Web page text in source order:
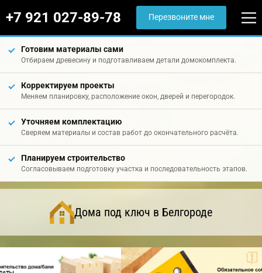
+7 921 027-89-78 Перезвоните мне
Готовим материалы сами
Отбираем древесину и подготавливаем детали домокомплекта.
Корректируем проекты
Меняем планировку, расположение окон, дверей и перегородок.
Уточняем комплектацию
Сверяем материалы и состав работ до окончательного расчёта.
Планируем строительство
Согласовываем подготовку участка и последовательность этапов.
Дома под ключ в Белгороде